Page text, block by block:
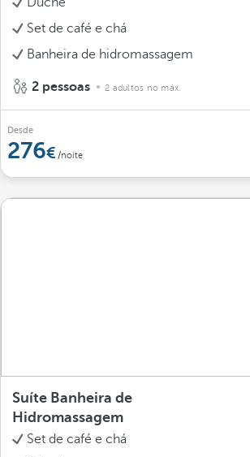
Set de café e chá
Banheira de hidromassagem
2 pessoas 2 adultos no máx.
Desde
276 /noite
Suíte Banheira de
Hidromassagem
Set de café e chá